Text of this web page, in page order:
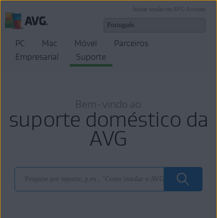
Iniciar sessão em AVG Account
PC Mac Móvel
Parceiros
Empresarial
Suporte
Bem-vindo ao
suporte doméstico da
AVG